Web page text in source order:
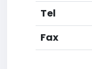
Tel
Fax